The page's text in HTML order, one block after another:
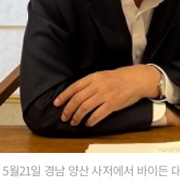
월21일 경남 양산 사저에서 바이든